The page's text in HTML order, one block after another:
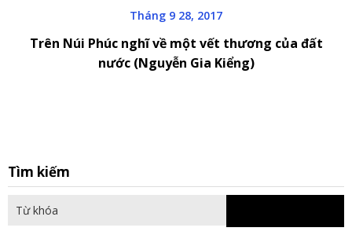
Tháng 9 28, 2017
Trên Núi Phúc nghĩ về một vết thương của đất
nước (Nguyễn Gia Kiểng)
Tìm kiếm